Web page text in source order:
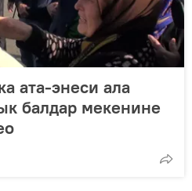
ата-энеси ала
балдар мекенине